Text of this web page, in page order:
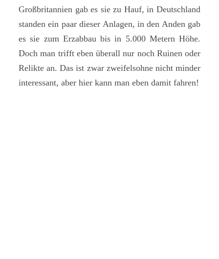
Großbritannien gab es sie zu Hauf, in Deutschland
standen ein paar dieser Anlagen, in den Anden gab
es sie zum Erzabbau bis in 5.000 Metern Höhe.
Doch man trifft eben überall nur noch Ruinen oder
Relikte an. Das ist zwar zweifelsohne nicht minder
interessant, aber hier kann man eben damit fahren!